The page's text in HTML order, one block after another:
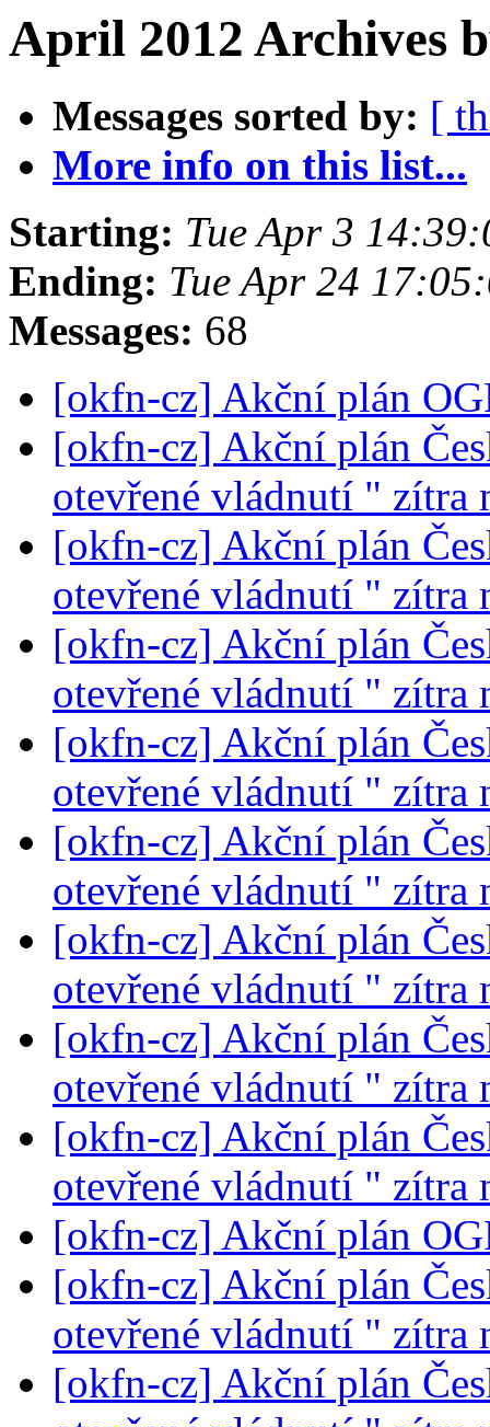
April 2012 Archives
Messages sorted by: [
More info on this list...
Starting: Tue Apr 3
Ending: Tue Apr 24
Messages: 68
[okfn-cz] Akční plán
[okfn-cz] Akční plán
otevřené vládnutí " zítra
[okfn-cz] Akční plán
otevřené vládnutí " zítra
[okfn-cz] Akční plán
otevřené vládnutí " zítra
[okfn-cz] Akční plán
otevřené vládnutí " zítra
[okfn-cz] Akční plán
otevřené vládnutí " zítra
[okfn-cz] Akční plán
otevřené vládnutí " zítra
[okfn-cz] Akční plán
otevřené vládnutí " zítra
[okfn-cz] Akční plán
otevřené vládnutí " zítra
[okfn-cz] Akční plán
[okfn-cz] Akční plán
otevřené vládnutí " zítra
[okfn-cz] Akční plán